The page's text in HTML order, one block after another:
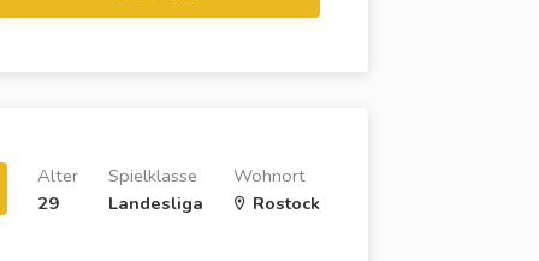
Wohnort
Rostock
Spielklasse
Landesliga
Alter
29